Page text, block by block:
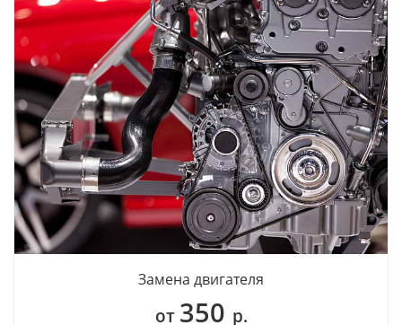
Замена двигателя
от 350 р.